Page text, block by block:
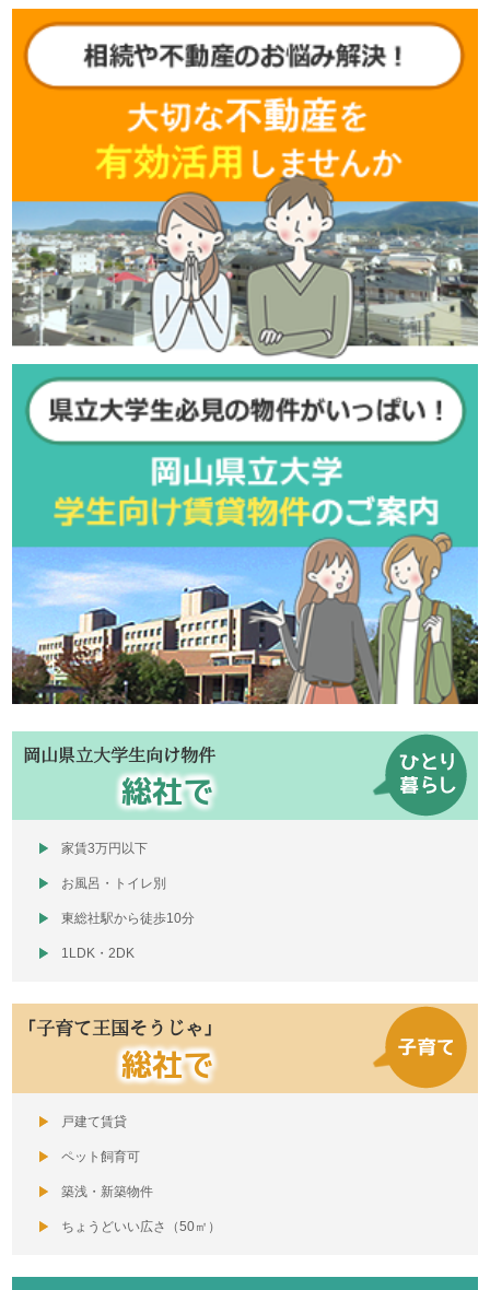
岡山県立大学生向け物件
総社で
家賃3万円以下
お風呂・トイレ別
東総社駅から徒歩10分
1LDK・2DK
「子育て王国そうじゃ」
総社で
戸建て賃貸
ペット飼育可
築浅・新築物件
ちょうどいい広さ（50㎡）